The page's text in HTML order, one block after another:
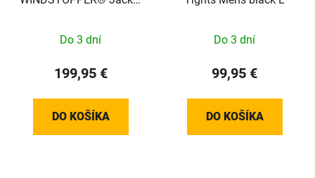
Do 3 dní
199,95 €
DO KOŠÍKA
Do 3 dní
99,95 €
DO KOŠÍKA